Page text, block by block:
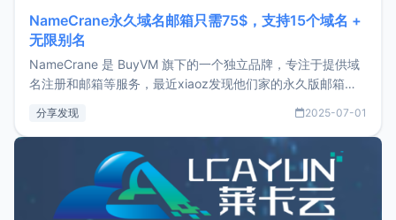
NameCrane永久域名邮箱只需75$，支持15个域名 +
无限别名
NameCrane 是 BuyVM 旗下的一个独立品牌，专注于提供域
名注册和邮箱等服务，最近xiaoz发现他们家的永久版邮箱服
又实惠的域名邮箱，不妨尝试一下 NameCrane。注册
NameCraneNameCrane不支持直接注册，必须要购买
分享发现 2025-07-01